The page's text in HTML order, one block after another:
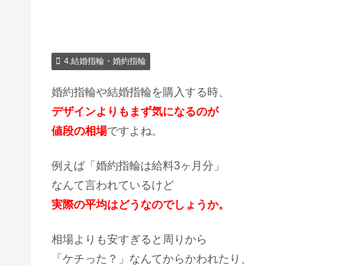
4.結婚指輪・婚約指輪
婚約指輪や結婚指輪を購入する時、
デザインよりもまず気になるのが
値段の相場ですよね。
例えば「婚約指輪は給料3ヶ月分」
なんて言われているけど
実際の平均はどうなのでしょうか。
相場よりも安すぎると周りから
「ケチった？」なんてからかわれたり、